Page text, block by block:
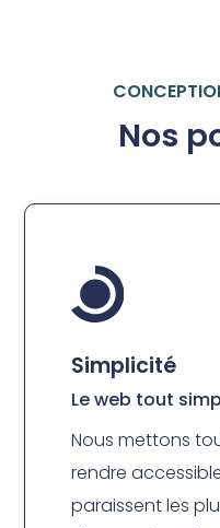
Nos
Simplicité
Le web tout
Nous mettons
rendre
paraissent les